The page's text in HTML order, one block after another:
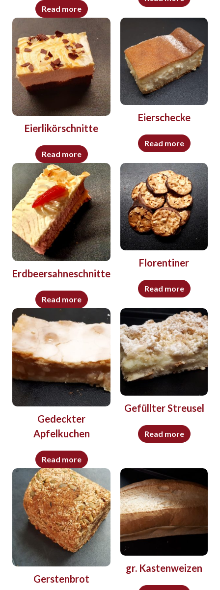
Read more
Eierlikörschnitte
Read more
Eierschecke
Read more
Erdbeersahneschnitte
Read more
Florentiner
Read more
Gedeckter
Apfelkuchen
Read more
Gefüllter Streusel
Read more
Gerstenbrot
gr. Kastenweizen